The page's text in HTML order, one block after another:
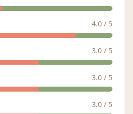
4.0 / 5
3.0 / 5
3.0 / 5
3.0 / 5